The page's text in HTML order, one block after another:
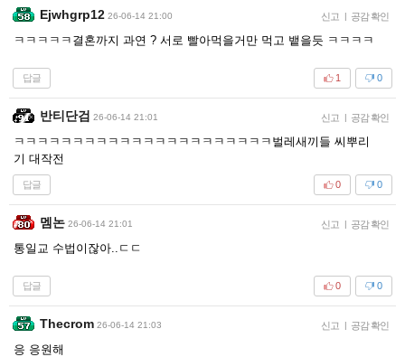
Ejwhgrp12 26-06-14 21:00 신고 | 공감 확인
ㅋㅋㅋㅋㅋ결혼까지 과연 ? 서로 빨아먹을거만 먹고 뱉을듯 ㅋㅋㅋㅋ
답글 0
1
반티단검 26-06-14 21:01 신고 | 공감 확인
ㅋㅋㅋㅋㅋㅋㅋㅋㅋㅋㅋㅋㅋㅋㅋㅋㅋㅋㅋㅋㅋㅋ벌레새끼들 씨뿌리
기 대작전
답글 0
0
멤논 26-06-14 21:01 신고 | 공감 확인
통일교 수법이잖아..ㄷㄷ
답글 0
0
Thecrom 26-06-14 21:03 신고 | 공감 확인
응 응원해